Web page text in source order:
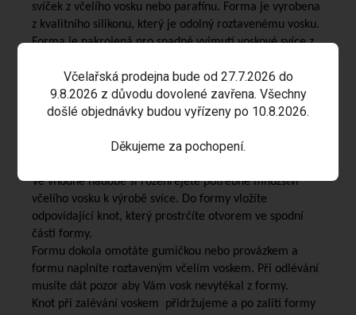
svíček z včelího vosku nebo parafínu. Forma je vyrobena
z kvalitního silikonu, který je odolný roztavenému vosku.
Forma je nakrojená pro snadné vyjmutí voskové svíce z
Pro výrobu svíce budete potřebovat odpovídající knot,
který také naleznete v naší nabídce.
Postup výroby lité svíce ze včelího vosku:
Ve vhodné nádobě si rozehřejete potřebné množství
včelího vosku k výrobě svíce. Do formy vložíte
odpovídající knot, který prostrčíte otvorem ve spodní
části formy.
Formu dokola omotáte gumičkou nebo provázkem a
formu naplníte roztaveným včelím voskem. Při odlévání
musíte dát pozor aby Vám vosk nevytékal z formy.
Knot při zalévání voskem přidržujeme a po zalití formy
Včelařská prodejna bude od 27.7.2026 do
9.8.2026 z důvodu dovolené zavřena. Všechny
došlé objednávky budou vyřízeny po 10.8.2026.
Děkujeme za pochopení.